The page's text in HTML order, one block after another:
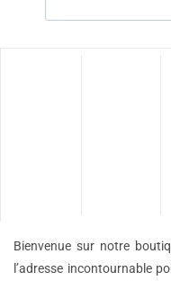
Bienvenue sur notre
l’adresse incontournable